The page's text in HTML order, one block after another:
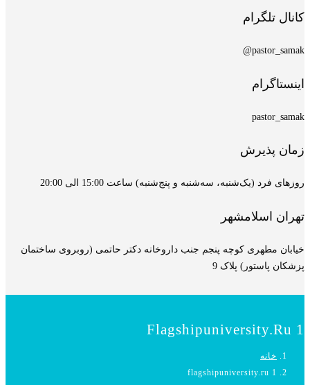
کانال تلگرام
pastor_samak@
اینستاگرام
pastor_samak
زمان پذیرش
روزهای فرد (یک‌شنبه، سه‌شنبه و پنج‌شنبه) ساعت 15:00 الی 20:00
تهران اسلامشهر
خیابان مطهری کوچه پنجم جنب داروخانه دکتر حاتمی (روبروی ساختمان
پزشکان پاستور) پلاک 9
Flagshipuniversity.ru 1
خانه
flagshipuniversity.ru 1